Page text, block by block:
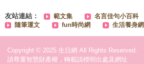
友站連結： 範文集 名言佳句小百科
隨筆運文
fun時尚網 生活養身網
Copyright © 2025 生日網 All Rights Reserved.
請尊重智慧財產權，轉載請標明出處及網址